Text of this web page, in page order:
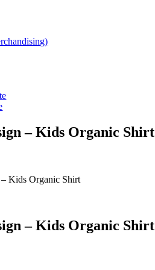
– Kids Organic Shirt
Kids Organic Shirt
– Kids Organic Shirt